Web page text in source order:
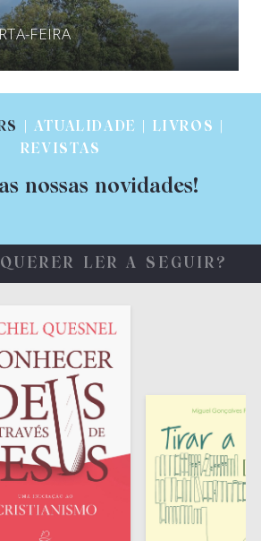
FEIRA
| ATUALIDADE | LIVROS |
REVISTAS
nossas novidades!
LER A SEGUIR?